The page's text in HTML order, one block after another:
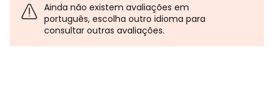
Ainda não existem avaliações em
português, escolha outro idioma para
consultar outras avaliações.